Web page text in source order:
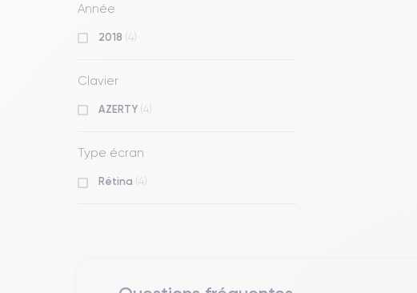
Année
2018 (4)
Clavier
AZERTY (4)
Type écran
Rétina (4)